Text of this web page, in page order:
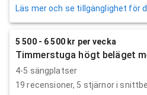
Läs mer och se tillgänglighet för
5 500 - 6 500 kr per vecka
Timmerstuga högt beläget
4-5 sängplatser
19 recensioner, 5 stjärnor i